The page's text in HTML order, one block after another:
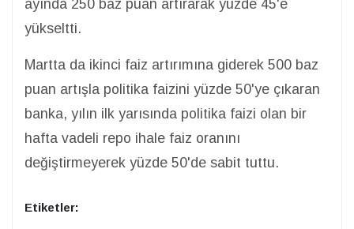
ayında 250 baz puan artırarak yüzde 45'e
yükseltti.
Martta da ikinci faiz artırımına giderek 500 baz
puan artışla politika faizini yüzde 50'ye çıkaran
banka, yılın ilk yarısında politika faizi olan bir
hafta vadeli repo ihale faiz oranını
değiştirmeyerek yüzde 50'de sabit tuttu.
Etiketler: